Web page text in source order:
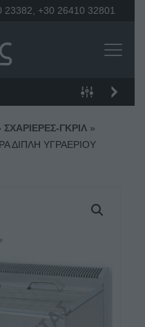
23382 +30 26410 32801
ΣΧΑΡΙΕΡΕΣ-ΓΚΡΙΛ »
ΔΙΠΛΗ ΥΓΡΑΕΡΙΟΥ